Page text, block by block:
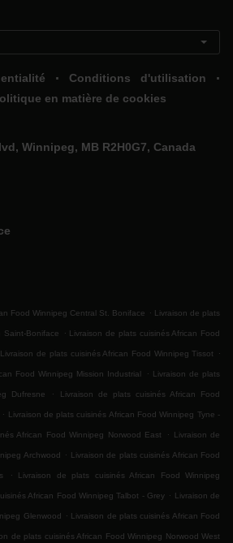
. Conditions d'utilisation .
en matière de cookies
Winnipeg, MB R2H0G7, Canada
Food Winnipeg Central St. Boniface . Livraison de plats
Saint-Boniface . Livraison de plats cuisinés African Food
Livraison de plats cuisinés African Food Winnipeg Tissot .
Food Winnipeg Mission Industrial . Livraison de plats
Dufresne . Livraison de plats cuisinés African Food
. Livraison de plats cuisinés African Food Winnipeg Tyne -
African Food Winnipeg Norwood East . Livraison de
Archwood . Livraison de plats cuisinés African Food
. Livraison de plats cuisinés African Food Winnipeg
African Food Winnipeg Talbot - Grey . Livraison de
Glenwood . Livraison de plats cuisinés African Food
de plats cuisinés African Food Winnipeg Norwood West